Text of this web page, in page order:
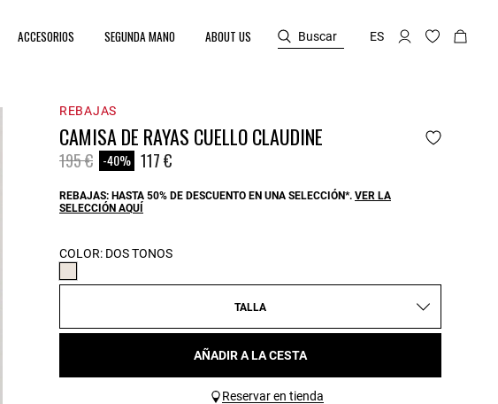
ACCESORIOS SEGUNDA MANO ABOUT US Buscar ES
REBAJAS
CAMISA DE RAYAS CUELLO CLAUDINE
Price reduced from
195 €to-40% 117 €
REBAJAS: HASTA 50% DE DESCUENTO EN UNA SELECCIÓN*. VER LA
SELECCIÓN AQUÍ
COLOR: DOS TONOS
TALLA
AÑADIR A LA CESTA
Reservar en tienda